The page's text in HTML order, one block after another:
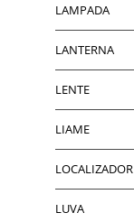
LAMPADA
LANTERNA
LENTE
LIAME
LOCALIZADOR
LUVA